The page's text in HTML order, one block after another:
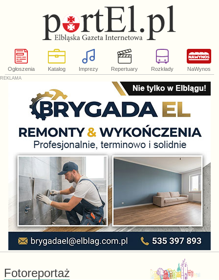
Ogłoszenia Katalog Imprezy Repertuary Rozkłady NaWynos
Fotoreportaż